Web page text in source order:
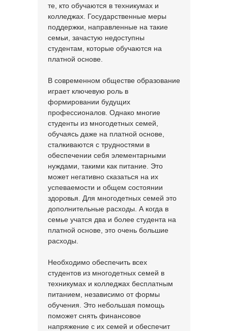
те, кто обучаются в техникумах и
колледжах. Государственные меры
поддержки, направленные на такие
семьи, зачастую недоступны
студентам, которые обучаются на
платной основе.
В современном обществе образование
играет ключевую роль в
формировании будущих
профессионалов. Однако многие
студенты из многодетных семей,
обучаясь даже на платной основе,
сталкиваются с трудностями в
обеспечении себя элементарными
нуждами, такими как питание. Это
может негативно сказаться на их
успеваемости и общем состоянии
здоровья. Для многодетных семей это
дополнительные расходы. А когда в
семье учатся два и более студента на
платной основе, это очень большие
расходы.
Необходимо обеспечить всех
студентов из многодетных семей в
техникумах и колледжах бесплатным
питанием, независимо от формы
обучения. Это небольшая помощь
поможет снять финансовое
напряжение с их семей и обеспечит